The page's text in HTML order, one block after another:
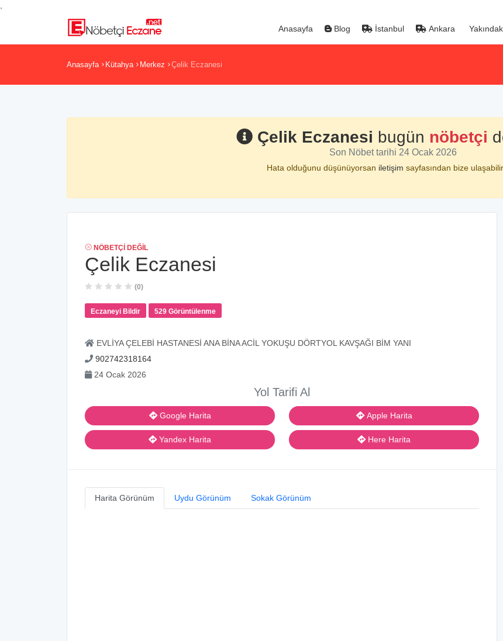
Anasayfa Blog İstanbul Ankara
Anasayfa Kütahya Merkez Çelik Eczanesi
Çelik Eczanesi bugün nöbetçi
Son Nöbet tarihi 24 Ocak 2026
Hata olduğunu düşünüyorsan iletişim sayfasından bize
NÖBETÇI DEĞIL
Çelik Eczanesi
(0)
Eczaneyi Bildir 529 Görüntülenme
EVLİYA ÇELEBİ HASTANESİ ANA BİNA ACİL YOKUŞU DÖRTYOL KAVŞAĞI BİM YANI
902742318164
24 Ocak 2026
Yol Tarifi Al
Google Harita
Yandex Harita
Apple Harita
Here Harita
Harita Görünüm Uydu Görünüm Sokak Görünüm